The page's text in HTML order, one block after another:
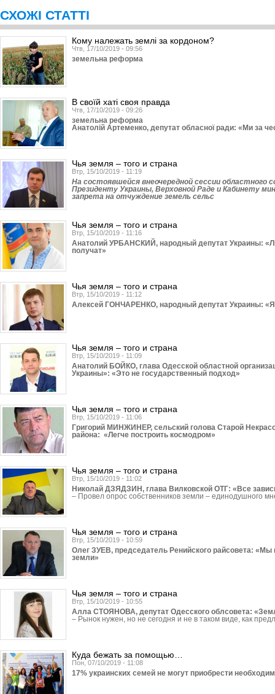
СХОЖІ СТАТТІ
Кому належать землі за кордоном?
Чтв, 17/10/2019 - 09:56
земельна реформа
В своїй хаті своя правда
Чтв, 17/10/2019 - 09:26
земельна реформа
Анатолій Артеменко, депутат обласної ради: «Ми за
Чья земля – того и страна
Втр, 15/10/2019 - 11:19
На состоявшейся внеочередной сессии областного
Президенту Украины, Верховной Раде и Кабинету
запрета на отчуждение земель сельс
Чья земля – того и страна
Втр, 15/10/2019 - 11:16
Анатолий УРБАНСКИЙ, народный депутат Украины:
получат»
Чья земля – того и страна
Втр, 15/10/2019 - 11:12
Алексей ГОНЧАРЕНКО, народный депутат Украины: «Я
Чья земля – того и страна
Втр, 15/10/2019 - 11:09
Анатолий БОЙКО, глава Одесской областной
Украины»: «Это не государственный подход»
Чья земля – того и страна
Втр, 15/10/2019 - 11:06
Григорий МИНЖИНЕР, сельский голова Старой
района: «Легче построить космодром»
Чья земля – того и страна
Втр, 15/10/2019 - 11:02
Николай ДЗЯДЗИН, глава Вилковской ОТГ: «Все
– Провел опрос собственников земли – единодушного
Чья земля – того и страна
Втр, 15/10/2019 - 10:59
Олег ЗУЕВ, председатель Ренийского райсовета: «Мы
земли»
Чья земля – того и страна
Втр, 15/10/2019 - 10:55
Алла СТОЯНОВА, депутат Одесского облсовета:
– Рынок нужен, но не сегодня и не в таком виде, как
Куда бежать за помощью…
Пон, 07/10/2019 - 11:08
17% украинских семей не могут приобрести